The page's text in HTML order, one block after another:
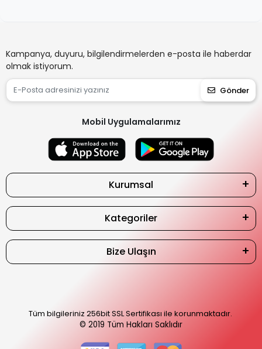
Kampanya, duyuru, bilgilendirmelerden e-posta ile haberdar
olmak istiyorum.
Gönder
Mobil Uygulamalarımız
Kurumsal
Kategoriler
Bize Ulaşın
Tüm bilgileriniz 256bit SSL Sertifikası ile korunmaktadır.
© 2019 Tüm Hakları Saklıdır